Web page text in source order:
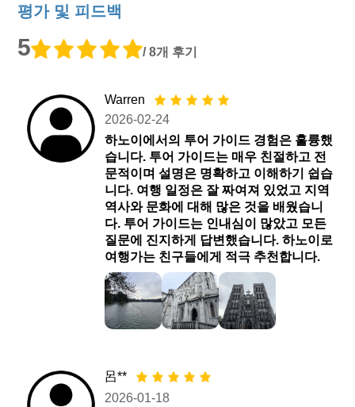
평가 및 피드백
5 / 8개 후기
Warren
2026-02-24
하노이에서의 투어 가이드 경험은 훌륭했
습니다. 투어 가이드는 매우 친절하고 전
문적이며 설명은 명확하고 이해하기 쉽습
니다. 여행 일정은 잘 짜여져 있었고 지역
역사와 문화에 대해 많은 것을 배웠습니
다. 투어 가이드는 인내심이 많았고 모든
질문에 진지하게 답변했습니다. 하노이로
여행가는 친구들에게 적극 추천합니다.
呂**
2026-01-18